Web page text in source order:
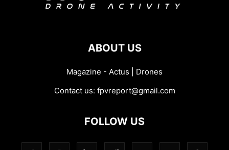
ABOUT US
Magazine - Actus | Drones
Contact us: fpvreport@gmail.com
FOLLOW US